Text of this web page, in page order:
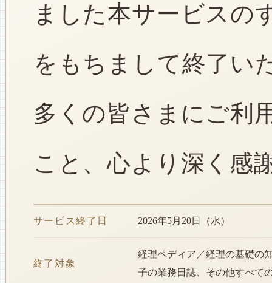
ました本サービスの
をもちまして終了い
多くの皆さまにご利
こと、心より深く感
サービス終了日 2026年5月20日（水）
終了対象
経理ペディア／経理の基礎の
子の業務日誌、その他すべて